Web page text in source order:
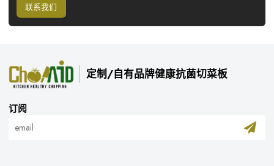
联系我们
定制/自有品牌健康抗菌切菜板
订阅